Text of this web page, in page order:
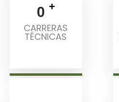
0 +
CARRERAS
TÉCNICAS